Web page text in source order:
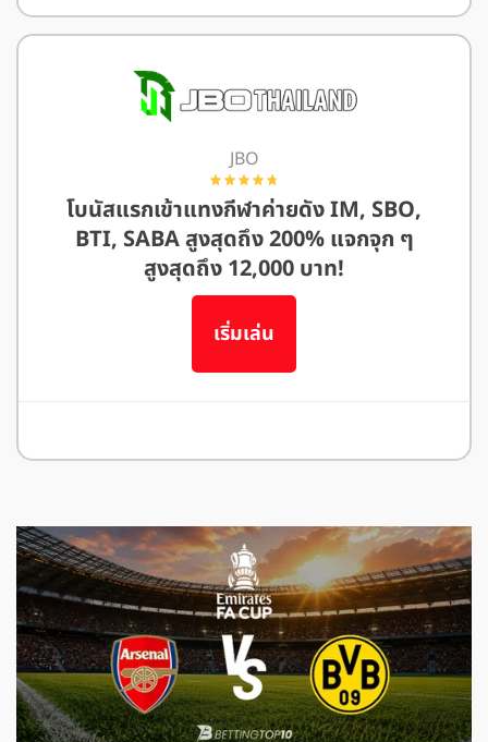
อ่านรีวิว We88
JBO
โบนัสแรกเข้าแทงกีฬาค่ายดัง IM, SBO,
BTI, SABA สูงสุดถึง 200% แจกจุก ๆ
สูงสุดถึง 12,000 บาท!
เริ่มเล่น
อ่านรีวิว JBO